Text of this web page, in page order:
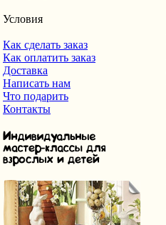
Условия
Как сделать заказ
Как оплатить заказ
Доставка
Написать нам
Что подарить
Контакты